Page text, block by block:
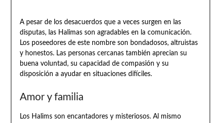
A pesar de los desacuerdos que a veces surgen en las
disputas, las Halimas son agradables en la comunicación.
Los poseedores de este nombre son bondadosos, altruistas
y honestos. Las personas cercanas también aprecian su
buena voluntad, su capacidad de compasión y su
disposición a ayudar en situaciones difíciles.
Amor y familia
Los Halims son encantadores y misteriosos. Al mismo